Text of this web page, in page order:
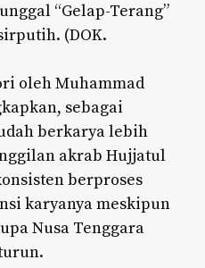
“Gelap-Terang”
(DOK.
oleh Muhammad
sebagai
berkarya lebih
akrab Hujjatul
berproses
karyanya meskipun
Nusa Tenggara